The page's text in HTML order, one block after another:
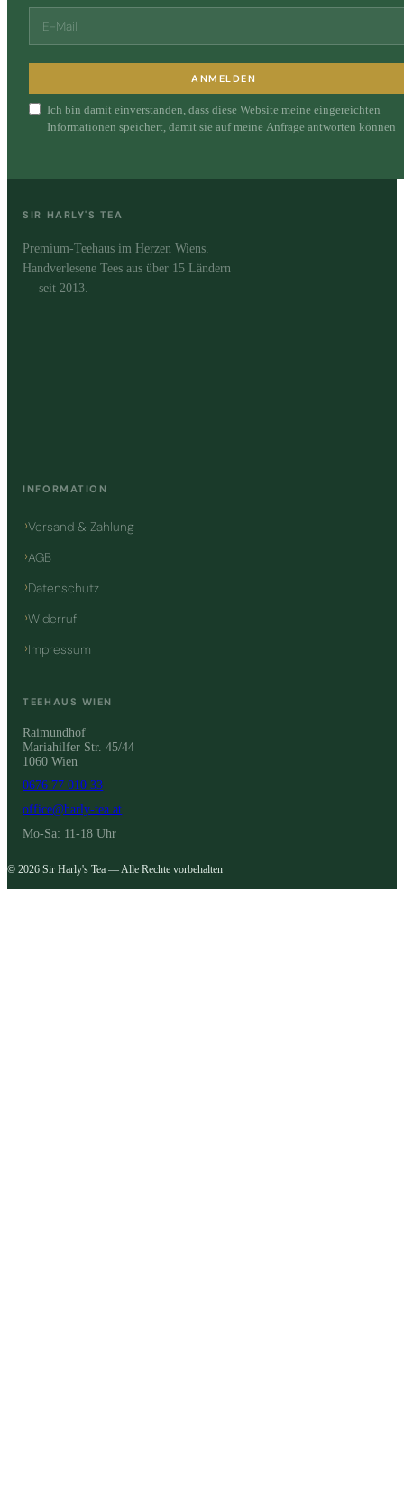
ANMELDEN
Ich bin damit einverstanden, dass diese Website meine eingereichten
Informationen speichert, damit sie auf meine Anfrage antworten können
SIR HARLY'S TEA
Premium-Teehaus im Herzen Wiens.
Handverlesene Tees aus über 15 Ländern
— seit 2013.
INFORMATION
Versand & Zahlung
AGB
Datenschutz
Widerruf
Impressum
TEEHAUS WIEN
Raimundhof
Mariahilfer Str. 45/44
1060 Wien
0676 77 010 33
office@harly-tea.at
Mo-Sa: 11-18 Uhr
© 2026 Sir Harly's Tea — Alle Rechte vorbehalten